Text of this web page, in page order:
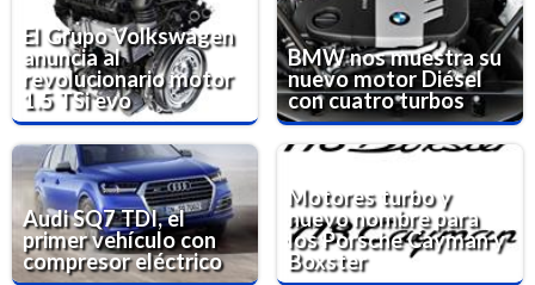
El Grupo Volkswagen
anuncia al
revolucionario motor
1.5 TSi evo
BMW nos muestra su
nuevo motor Diésel
con cuatro turbos
Audi SQ7 TDI, el
primer vehículo con
compresor eléctrico
Motores turbo y
nuevo nombre para
los Porsche Cayman y
Boxster